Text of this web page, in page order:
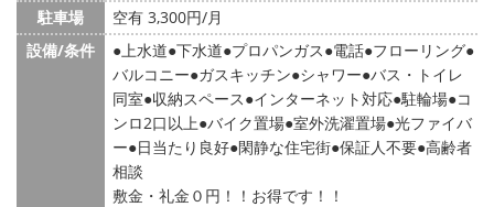
駐車場
空有 3,300円/月
設備/条件
上水道 下水道 プロパンガス 電話 フローリング
バルコニー ガスキッチン シャワー バス・トイレ
同室 収納スペース インターネット対応 駐輪場 コ
ンロ2口以上 バイク置場 室外洗濯置場 光ファイバ
ー 日当たり良好 閑静な住宅街 保証人不要 高齢者
相談
敷金・礼金０円！！お得です！！